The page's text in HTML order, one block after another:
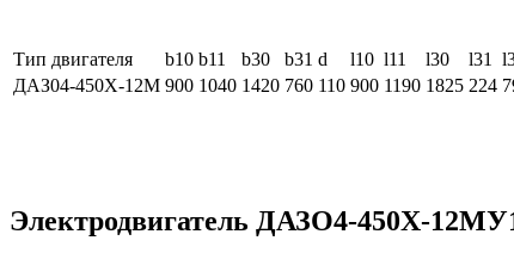
Тип двигателя b10 b11 b30 b31 d l10 l11 l30 l31
ДАЗ04-450Х-12М 900 1040 1420 760 110 900 1190 1825 224
Электродвигатель ДАЗО4-450Х-